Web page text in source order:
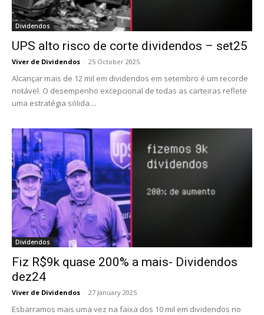
Dividendos
UPS alto risco de corte dividendos – set25
Viver de Dividendos - 25 October 2025
Alcançar mais de 12 mil em dividendos em setembro é um recorde
notável. O desempenho excepcional de todas as carteiras reflete
uma estratégia sólida....
Dividendos
Fiz R$9k quase 200% a mais- Dividendos
dez24
Viver de Dividendos - 27 January 2025
Esbarramos mais uma vez na faixa dos 10 mil em dividendos no